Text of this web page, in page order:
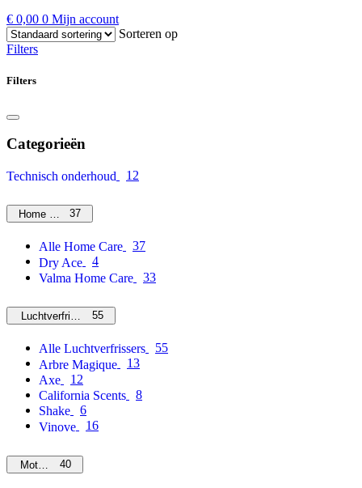
€ 0,00 0 Mijn account
Sorteren op
Filters
Filters
Categorieën
Technisch onderhoud 12
Home Care37
Alle Home Care
37
Dry Ace
4
Valma Home Care
33
Luchtverfrissers55
Alle Luchtverfrissers
55
Arbre Magique
13
Axe
12
California Scents
8
Shake
6
Vinove
16
Motorolie40